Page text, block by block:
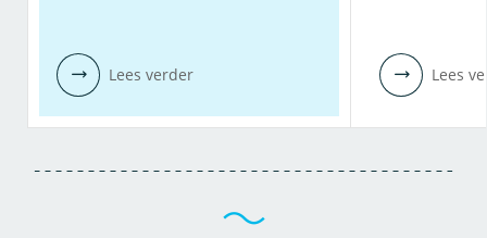
Lees verder Lees